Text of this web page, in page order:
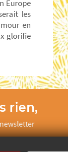
Europe
les
en
glorifie
rien,